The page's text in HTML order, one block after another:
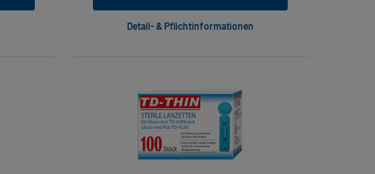
Detail- & Pflichtinformationen